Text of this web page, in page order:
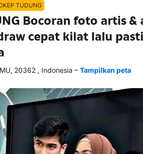
TUDUNG
Bocoran foto artis
cepat kilat lalu
20362 , Indonesia – Tampilkan peta